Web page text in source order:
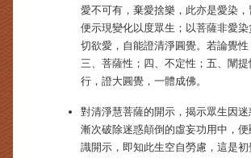
愛不可有，棄愛捨樂，此亦是愛染
便示現變化以度眾生；以菩薩非愛
切欲愛，自能證清淨圓覺。若論覺
三、菩薩性；四、不定性；五、闡
行，證大圓覺，一體成佛。
對清淨慧菩薩的開示，揭示眾生因
漸次破除迷惑顛倒的虛妄功用中，
識開示，即知此生空自勞慮，這是